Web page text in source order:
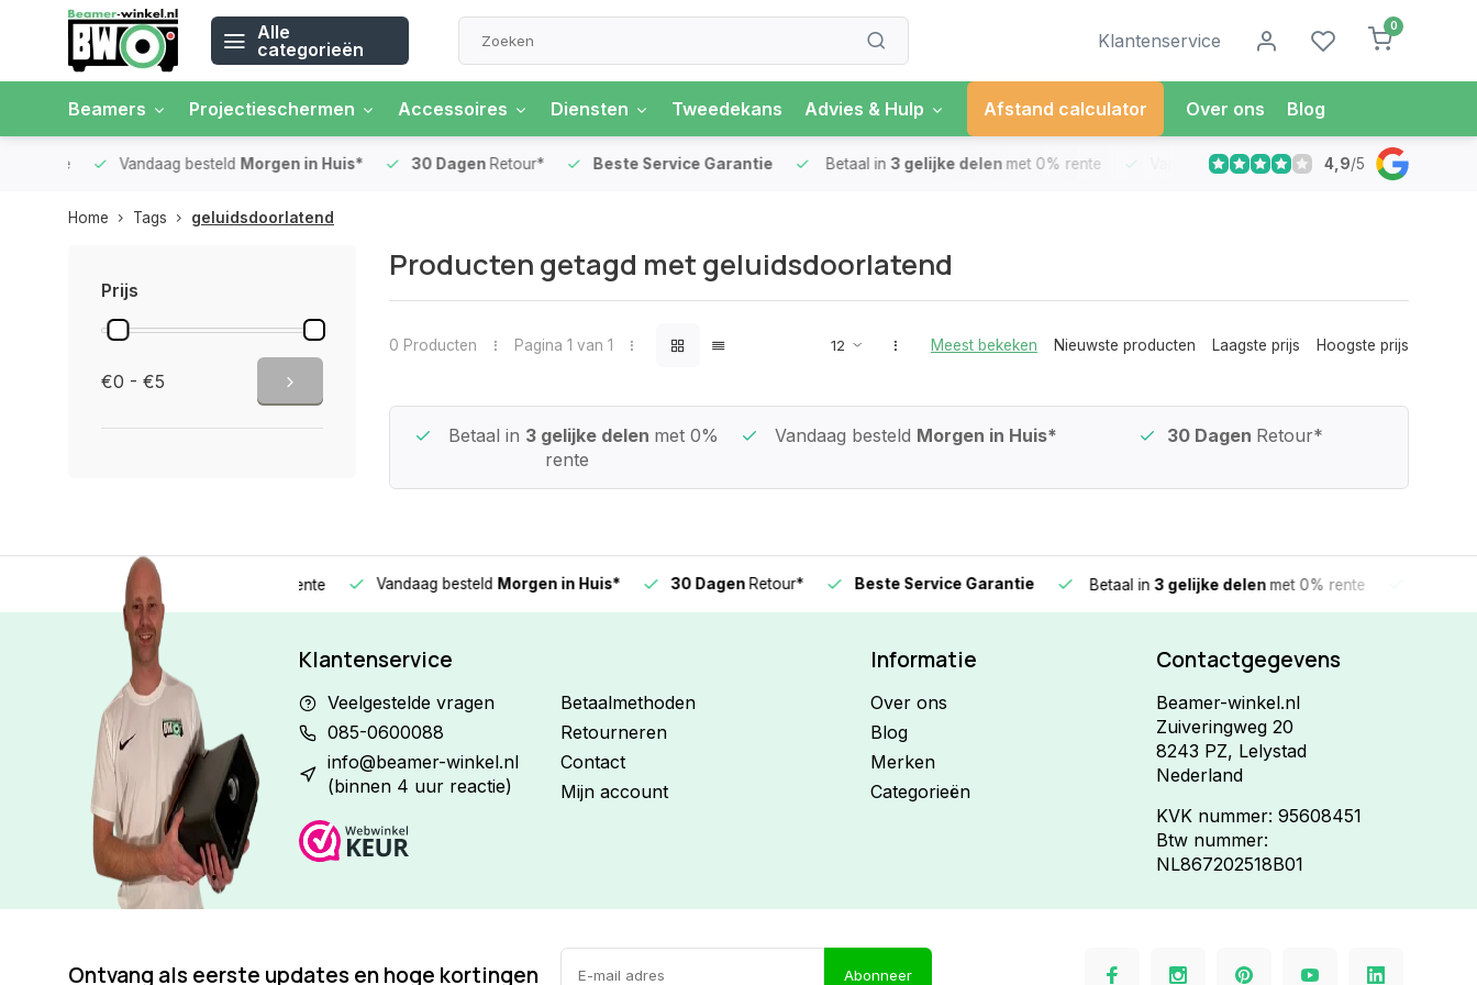
Alle
categorieën
Klantenservice
0
Beamers Projectieschermen Accessoires Diensten Tweedekans Advies & Hulp Afstand calculator Over ons Blog
Vandaag besteldMorgen in Huis* 30 DagenRetour* Beste Service Garantie Betaal in 3 gelijke delen met 0% rente Vandaag besteldMorgen in Huis*
4,9/5
Home Tags geluidsdoorlatend
Prijs
€0 - €5
Producten getagd met geluidsdoorlatend
0 Producten Pagina 1 van 1 Meest bekeken Nieuwste producten Laagste prijs Hoogste prijs
Beste Service Garantie Betaal in 3 gelijke delen met 0%
rente
Vandaag besteld Morgen in Huis* 30 Dagen Retour*
3 gelijke delen Vandaag besteldMorgen in Huis* 30 DagenRetour* Beste Service Garantie Betaal in3 gelijke delen met 0% rente
Klantenservice
Veelgestelde vragen
085-0600088
info@beamer-winkel.nl
(binnen 4 uur reactie)
Betaalmethoden
Retourneren
Contact
Mijn account
Informatie
Over ons
Blog
Merken
Categorieën
Contactgegevens
Beamer-winkel.nl
Zuiveringweg 20
8243 PZ, Lelystad
Nederland
KVK nummer: 95608451
Btw nummer:
NL867202518B01
Ontvang als eerste updates en hoge kortingen Abonneer